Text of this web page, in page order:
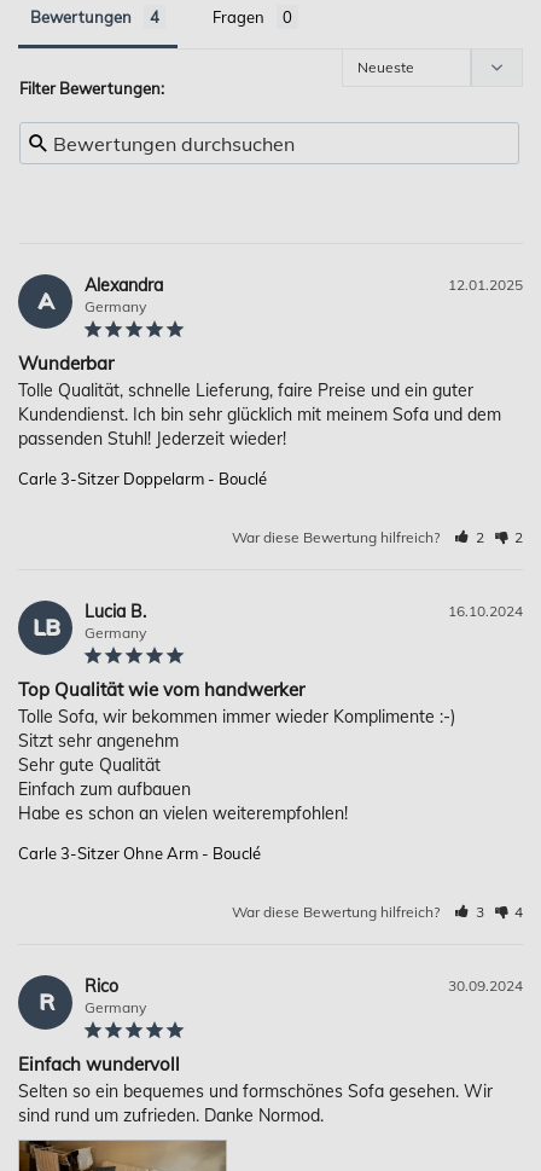
Bewertungen Fragen
Filter Bewertungen:
A
12.01.2025
Alexandra
Germany
Wunderbar
Tolle Qualität, schnelle Lieferung, faire Preise und ein guter
Kundendienst. Ich bin sehr glücklich mit meinem Sofa und dem
Carle 3-Sitzer Doppelarm - Bouclé
War diese Bewertung hilfreich? 2 2
LB
16.10.2024
Lucia B.
Germany
Top Qualität wie vom handwerker
Tolle Sofa, wir bekommen immer wieder Komplimente :-)
Sitzt sehr angenehm
Sehr gute Qualität
Einfach zum aufbauen
Habe es schon an vielen weiterempfohlen!
Carle 3-Sitzer Ohne Arm - Bouclé
War diese Bewertung hilfreich? 3 4
R
30.09.2024
Rico
Germany
Einfach wundervoll
Selten so ein bequemes und formschönes Sofa gesehen. Wir
sind rund um zufrieden. Danke Normod.